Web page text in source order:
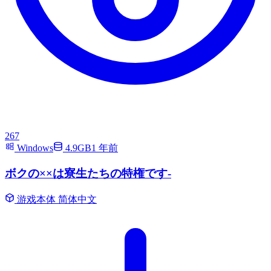
267
Windows
4.9GB1 年前
ボクの××は寮生たちの特権です-
游戏本体 简体中文